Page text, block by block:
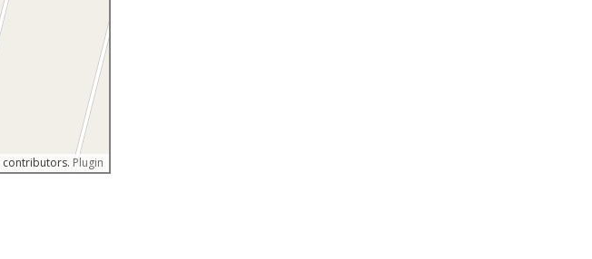
contributors. Plugin